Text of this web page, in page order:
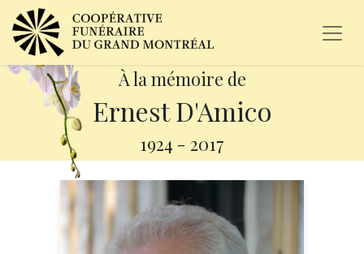
À la mémoire de
Ernest D'Amico
1924 - 2017